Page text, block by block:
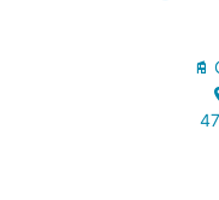
- Material Health